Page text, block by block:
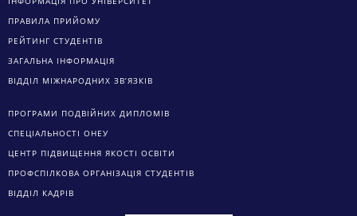
ПРАВИЛА ПРИЙОМУ
РЕЙТИНГ СТУДЕНТІВ
ЗАГАЛЬНА ІНФОРМАЦІЯ
ВІДДІЛ МІЖНАРОДНИХ ЗВ’ЯЗКІВ
ПРОГРАМИ ПОДВІЙНИХ ДИПЛОМІВ
СПЕЦІАЛЬНОСТІ ОНЕУ
ЦЕНТР ПІДВИЩЕННЯ ЯКОСТІ ОСВІТИ
ПРОФСПІЛКОВА ОРГАНІЗАЦІЯ СТУДЕНТІВ
ВІДДІЛ КАДРІВ